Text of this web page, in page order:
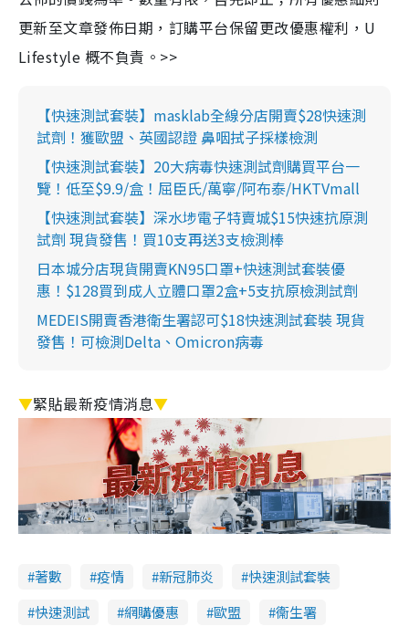
更新至文章發佈日期，訂購平台保留更改優惠權利，U
Lifestyle 概不負責。>>
【快速測試套裝】masklab全線分店開賣$28快速測
試劑！獲歐盟、英國認證 鼻咽拭子採樣檢測
【快速測試套裝】20大病毒快速測試劑購買平台一
覽！低至$9.9/盒！屈臣氏/萬寧/阿布泰/HKTVmall
【快速測試套裝】深水埗電子特賣城$15快速抗原測
試劑 現貨發售！買10支再送3支檢測棒
日本城分店現貨開賣KN95口罩+快速測試套裝優
惠！$128買到成人立體口罩2盒+5支抗原檢測試劑
MEDEIS開賣香港衛生署認可$18快速測試套裝 現貨
發售！可檢測Delta、Omicron病毒
▼緊貼最新疫情消息▼
著數 疫情 新冠肺炎
快速測試套裝
快速測試
網購優惠 歐盟
衞生署